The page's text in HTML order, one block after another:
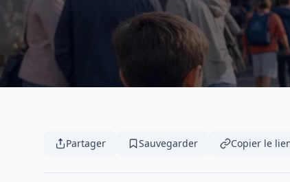
Partager Sauvegarder Copier le